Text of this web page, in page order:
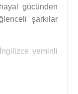
gücünden
şarkılar
yeminli
çalışmalarına